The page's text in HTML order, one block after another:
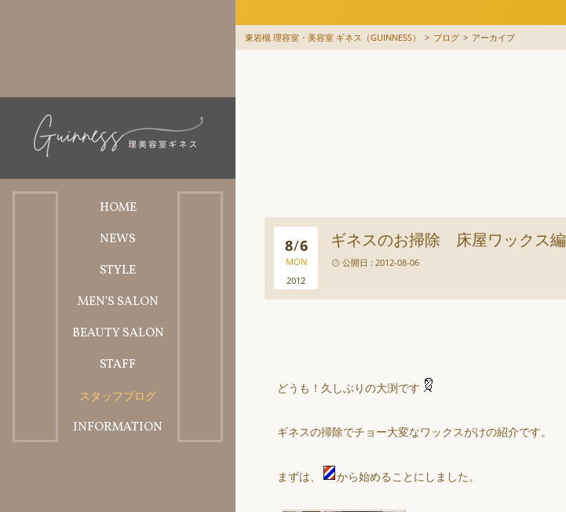
HOME
ホーム
NEWS
お知らせ
STYLE
スタイル
MEN'S SALON
理容料金メニュー
BEAUTY SALON
美容料金メニュー
STAFF
スタッフ紹介
BLOG
スタッフブログ
INFORMATION
東岩槻 理容室・美容室 ギネス（GUINNESS） > ブログ > アーカイブ
2012
8/6
MON
ギネスのお掃除 床屋ワックス編
公開日 : 2012-08-06
どうも！久しぶりの大渕です
ギネスの掃除でチョー大変なワックスがけの紹介です。
まずは、 から始めることにしました。